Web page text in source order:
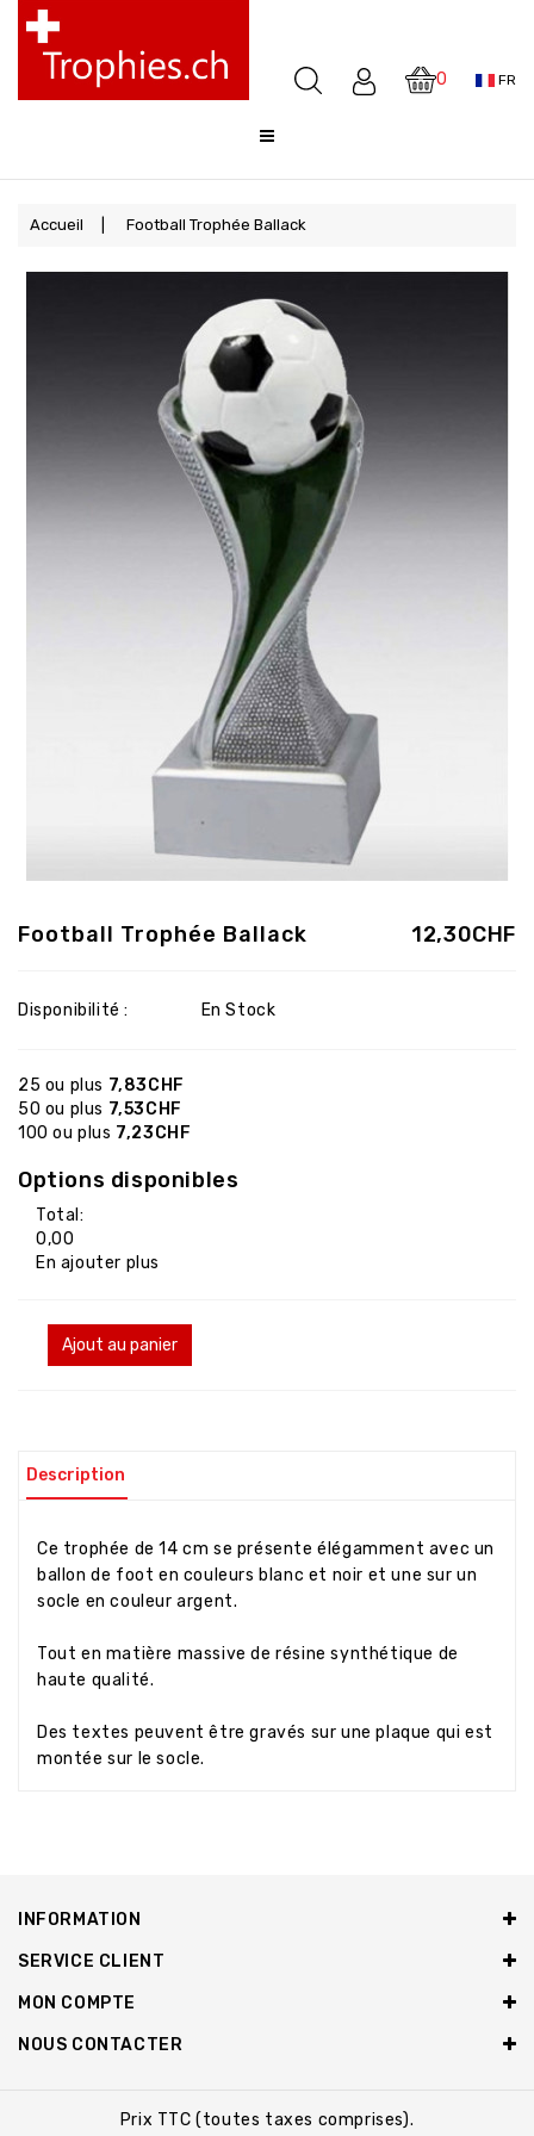
0 FR
Coupes
Médailles
Awards
Cloches
Sale
FAQ
Accueil Football Trophée Ballack
12,30CHF
Football Trophée Ballack
Disponibilité : En Stock
25 ou plus 7,83CHF
50 ou plus 7,53CHF
100 ou plus 7,23CHF
Options disponibles
Total:
0,00
En ajouter plus
Ajout au panier
Description
Ce trophée de 14 cm se présente élégamment avec un
ballon de foot en couleurs blanc et noir et une sur un
socle en couleur argent.
Tout en matière massive de résine synthétique de
haute qualité.
Des textes peuvent être gravés sur une plaque qui est
montée sur le socle.
INFORMATION
SERVICE CLIENT
MON COMPTE
NOUS CONTACTER
Prix TTC (toutes taxes comprises).